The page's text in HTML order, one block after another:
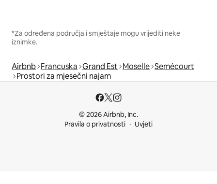
*Za određena područja i smještaje mogu vrijediti neke
iznimke.
Airbnb Francuska Grand Est Moselle Semécourt
Prostori za mjesečni najam
© 2026 Airbnb, Inc.
Pravila o privatnosti
Uvjeti